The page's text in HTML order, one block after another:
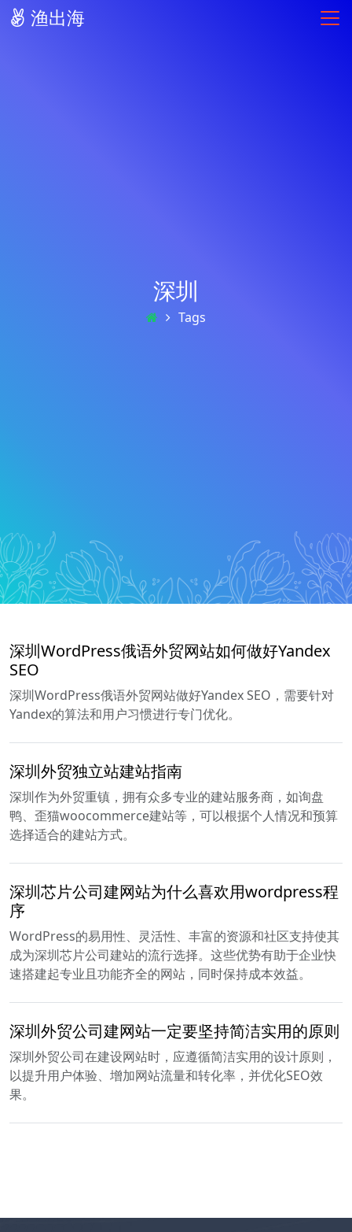
渔出海
深圳
Tags
深圳WordPress俄语外贸网站如何做好Yandex
SEO
深圳WordPress俄语外贸网站做好Yandex SEO，需要针对
Yandex的算法和用户习惯进行专门优化。
深圳外贸独立站建站指南
深圳作为外贸重镇，拥有众多专业的建站服务商，如询盘
鸭、歪猫woocommerce建站等，可以根据个人情况和预算
选择适合的建站方式。
深圳芯片公司建网站为什么喜欢用wordpress程
序
WordPress的易用性、灵活性、丰富的资源和社区支持使其
成为深圳芯片公司建站的流行选择。这些优势有助于企业快
速搭建起专业且功能齐全的网站，同时保持成本效益。
深圳外贸公司建网站一定要坚持简洁实用的原则
深圳外贸公司在建设网站时，应遵循简洁实用的设计原则，
以提升用户体验、增加网站流量和转化率，并优化SEO效
果。